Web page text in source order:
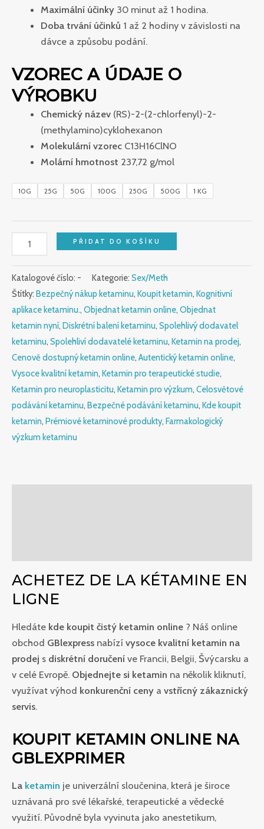
Maximální účinky 30 minut až 1 hodina.
Doba trvání účinků 1 až 2 hodiny v závislosti na
dávce a způsobu podání.
VZOREC A ÚDAJE O
VÝROBKU
Chemický název (RS)-2-(2-chlorfenyl)-2-
(methylamino)cyklohexanon
Molekulární vzorec C13H16ClNO
Molární hmotnost 237,72 g/mol
10G 25G 50G 100G 250G 500G 1 KG
PŘIDAT DO KOŠÍKU
Katalogové číslo: - Kategorie: Sex/Meth
Štítky: Bezpečný nákup ketaminu, Koupit ketamin, Kognitivní
aplikace ketaminu., Objednat ketamin online, Objednat
ketamin nyní, Diskrétní balení ketaminu, Spolehlivý dodavatel
ketaminu, Spolehliví dodavatelé ketaminu, Ketamin na prodej,
Cenově dostupný ketamin online, Autentický ketamin online,
Vysoce kvalitní ketamin, Ketamin pro terapeutické studie,
Ketamin pro neuroplasticitu, Ketamin pro výzkum, Celosvětové
podávání ketaminu, Bezpečné podávání ketaminu, Kde koupit
ketamin, Prémiové ketaminové produkty, Farmakologický
výzkum ketaminu
ACHETEZ DE LA KÉTAMINE EN
LIGNE
Hledáte kde koupit čistý ketamin online ? Náš online
obchod GBlexpress nabízí vysoce kvalitní ketamin na
prodej s diskrétní doručení ve Francii, Belgii, Švýcarsku a
v celé Evropě. Objednejte si ketamin na několik kliknutí,
využívat výhod konkurenční ceny a vstřícný zákaznický
servis.
KOUPIT KETAMIN ONLINE NA
GBLEXPRIMER
La ketamin je univerzální sloučenina, která je široce
uznávaná pro své lékařské, terapeutické a vědecké
využití. Původně byla vyvinuta jako anestetikum,